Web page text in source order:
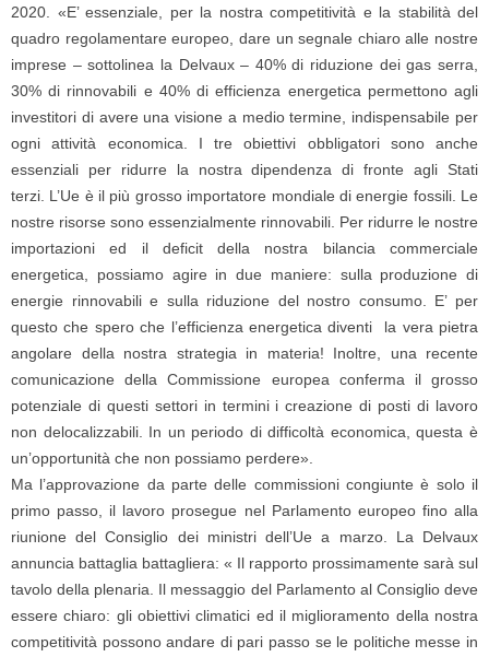
2020. «E’ essenziale, per la nostra competitività e la stabilità del
quadro regolamentare europeo, dare un segnale chiaro alle nostre
imprese – sottolinea la Delvaux – 40% di riduzione dei gas serra,
30% di rinnovabili e 40% di efficienza energetica permettono agli
investitori di avere una visione a medio termine, indispensabile per
ogni attività economica. I tre obiettivi obbligatori sono anche
essenziali per ridurre la nostra dipendenza di fronte agli Stati
terzi. L’Ue è il più grosso importatore mondiale di energie fossili. Le
nostre risorse sono essenzialmente rinnovabili. Per ridurre le nostre
importazioni ed il deficit della nostra bilancia commerciale
energetica, possiamo agire in due maniere: sulla produzione di
energie rinnovabili e sulla riduzione del nostro consumo. E’ per
questo che spero che l’efficienza energetica diventi la vera pietra
angolare della nostra strategia in materia! Inoltre, una recente
comunicazione della Commissione europea conferma il grosso
potenziale di questi settori in termini i creazione di posti di lavoro
non delocalizzabili. In un periodo di difficoltà economica, questa è
un’opportunità che non possiamo perdere».
Ma l’approvazione da parte delle commissioni congiunte è solo il
primo passo, il lavoro prosegue nel Parlamento europeo fino alla
riunione del Consiglio dei ministri dell’Ue a marzo. La Delvaux
annuncia battaglia battagliera: « Il rapporto prossimamente sarà sul
tavolo della plenaria. Il messaggio del Parlamento al Consiglio deve
essere chiaro: gli obiettivi climatici ed il miglioramento della nostra
competitività possono andare di pari passo se le politiche messe in